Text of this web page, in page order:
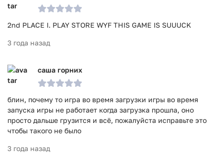
2nd PLACE I. PLAY STORE WYF THIS GAME IS SUUUCK
3 года назад
саша горних
блин, почему то игра во время загрузки игры во время
запуска игры не работает когда загрузка прошла, оно
просто дальше грузится и всё, пожалуйста исправьте это
чтобы такого не было
3 года назад